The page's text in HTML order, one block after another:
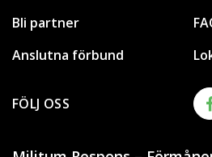
Bli partner
Anslutna förbund
FÖLJ OSS